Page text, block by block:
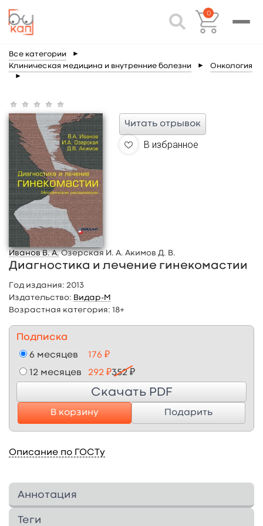
0
Все категории ►
Клиническая медицина и внутренние болезни ► Онкология
►
Читать отрывок
В избранное
Иванов В. А.Озерская И. А. Акимов Д. В.
Диагностика и лечение гинекомастии
Год издания: 2013
Издательство: Видар-М
Возрастная категория: 18+
Подписка
6 месяцев 176 ₽
12 месяцев 292 ₽352 ₽
Скачать PDF
В корзину Подарить
Описание по ГОСТу
Аннотация
Книга посвящена увеличению грудной
Теги